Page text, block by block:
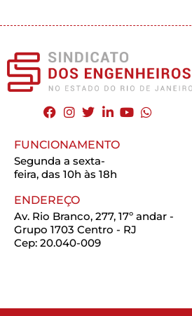
FUNCIONAMENTO
Segunda a sexta-
feira, das 10h às 18h
ENDEREÇO
Av. Rio Branco, 277, 17º andar -
Grupo 1703 Centro - RJ
Cep: 20.040-009